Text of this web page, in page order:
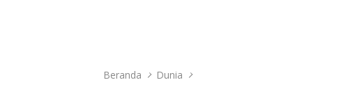
Beranda Dunia